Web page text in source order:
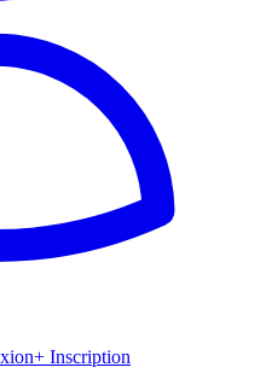
+ Inscription